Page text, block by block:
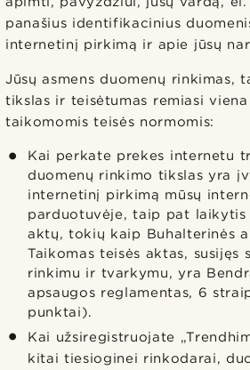
panašius identifikacinius
internetinį pirkimą ir apie jūsų
Jūsų asmens duomenų rinkimas,
tikslas ir teisėtumas remiasi
taikomomis teisės normomis:
Kai perkate prekes internetu
duomenų rinkimo tikslas yra
internetinį pirkimą mūsų
parduotuvėje, taip pat laikytis
aktų, tokių kaip Buhalterinės
Taikomas teisės aktas, susijęs
rinkimu ir tvarkymu, yra
apsaugos reglamentas, 6
punktai).
Kai užsiregistruojate
kitai tiesioginei rinkodarai,